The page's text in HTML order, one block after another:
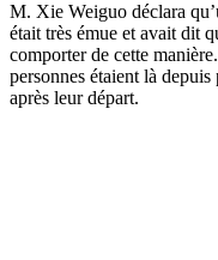
M. Xie Weiguo déclara
était très émue et avait dit
comporter de cette
personnes étaient là
après leur départ.